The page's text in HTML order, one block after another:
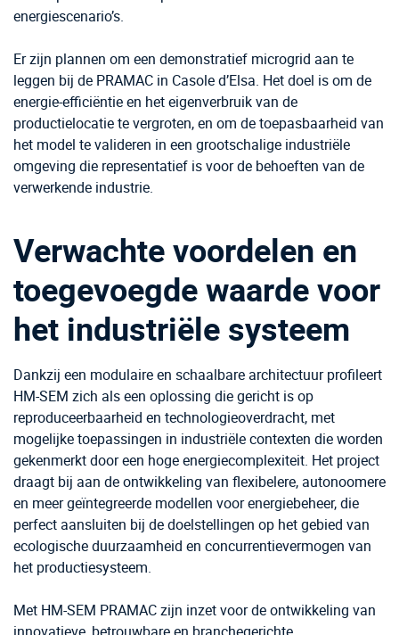
energiescenario’s.
Er zijn plannen om een demonstratief microgrid aan te
leggen bij de PRAMAC in Casole d’Elsa. Het doel is om de
energie-efficiëntie en het eigenverbruik van de
productielocatie te vergroten, en om de toepasbaarheid van
het model te valideren in een grootschalige industriële
omgeving die representatief is voor de behoeften van de
verwerkende industrie.
Verwachte voordelen en
toegevoegde waarde voor
het industriële systeem
Dankzij een modulaire en schaalbare architectuur profileert
HM-SEM zich als een oplossing die gericht is op
reproduceerbaarheid en technologieoverdracht, met
mogelijke toepassingen in industriële contexten die worden
gekenmerkt door een hoge energiecomplexiteit. Het project
draagt bij aan de ontwikkeling van flexibelere, autonoomere
en meer geïntegreerde modellen voor energiebeheer, die
perfect aansluiten bij de doelstellingen op het gebied van
ecologische duurzaamheid en concurrentievermogen van
het productiesysteem.
Met HM-SEM PRAMAC zijn inzet voor de ontwikkeling van